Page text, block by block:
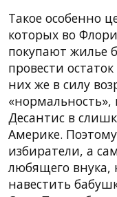
Такое особенно
которых во
покупают жилье
провести
них же в силу
Десантис в
Америке.
избиратели, а
любящего внука,
навестить